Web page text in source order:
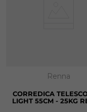
Renna
CORREDICA
LIGHT 55CM - 25KG